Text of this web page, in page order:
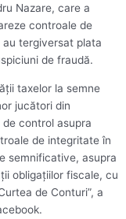
Nazare, care a
controale de
tergiversat plata
de fraudă.
taxelor la semne
jucători din
control asupra
de integritate în
semnificative, asupra
obligaţiilor fiscale, cu
de Conturi”, a